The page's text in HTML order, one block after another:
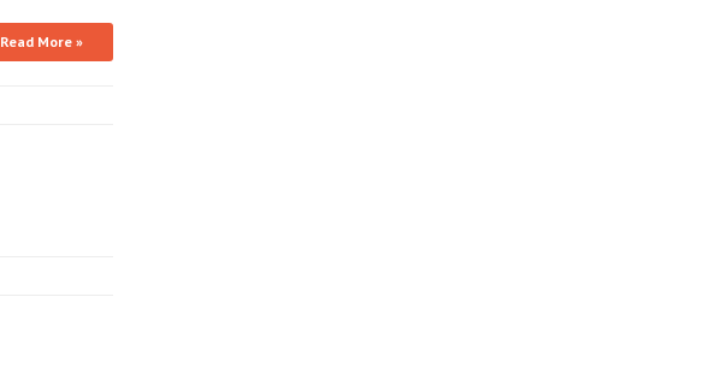
Read More »